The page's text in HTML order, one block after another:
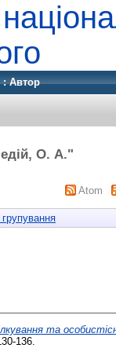
Автор
О. А."
Atom
та
136.